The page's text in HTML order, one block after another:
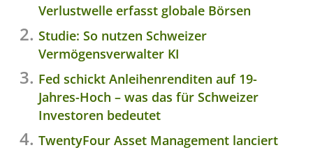
Verlustwelle erfasst globale Börsen
Studie: So nutzen Schweizer
Vermögensverwalter KI
Fed schickt Anleihenrenditen auf 19-
Jahres-Hoch – was das für Schweizer
Investoren bedeutet
TwentyFour Asset Management lanciert